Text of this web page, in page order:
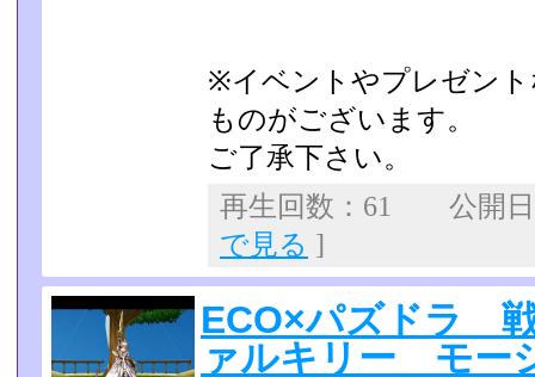
※イベントやプレゼン
ものがございます。
ご了承下さい。
再生回数：61 公開
で見る ]
ECO×パズドラ
ァルキリー モー